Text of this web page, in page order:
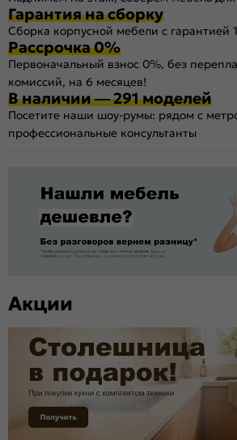
Гарантия на сборку
Сборка корпусной мебели с гарантией
Рассрочка 0%
Первоначальный взнос 0%, без
комиссий, на 6 месяцев!
В наличии — 291 моделей
Посетите наши шоу-румы: рядом с
профессиональные консультанты
Акции